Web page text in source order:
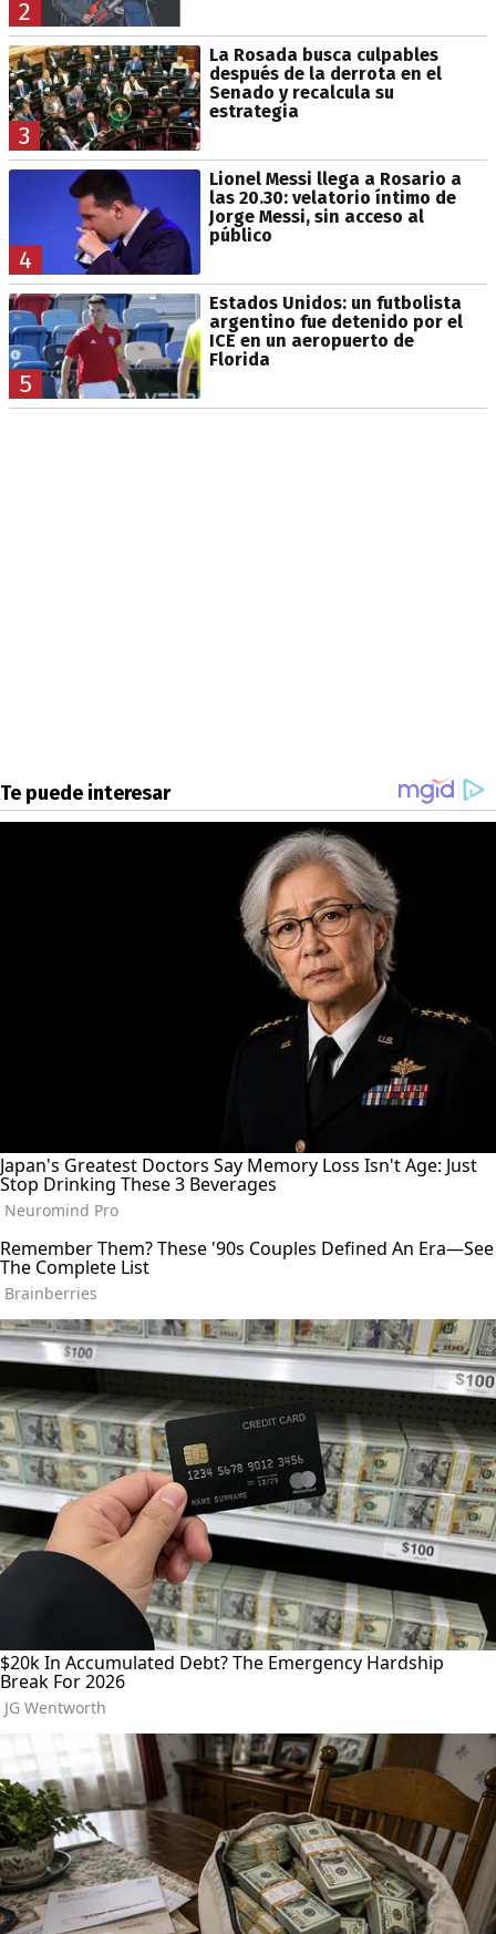
2
3
La Rosada busca culpables
después de la derrota en el
Senado y recalcula su
estrategia
4
Lionel Messi llega a Rosario a
las 20.30: velatorio íntimo de
Jorge Messi, sin acceso al
público
5
Estados Unidos: un futbolista
argentino fue detenido por el
ICE en un aeropuerto de
Florida